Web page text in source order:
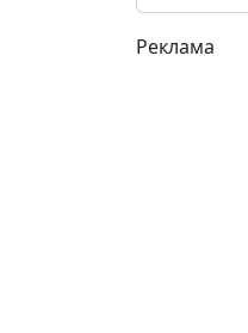
Реклама